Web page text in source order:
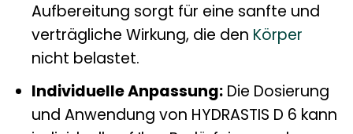
Aufbereitung sorgt für eine sanfte und
verträgliche Wirkung, die den Körper
nicht belastet.
Individuelle Anpassung:Die Dosierung
und Anwendung von HYDRASTIS D 6 kann